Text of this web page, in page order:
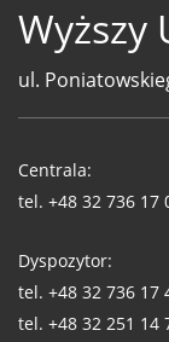
Wyższy
ul.
WUG
Centrala:
tel. +48 32 736 17
Dyspozytor:
tel. +48 32 736 17
tel. +48 32 251 14